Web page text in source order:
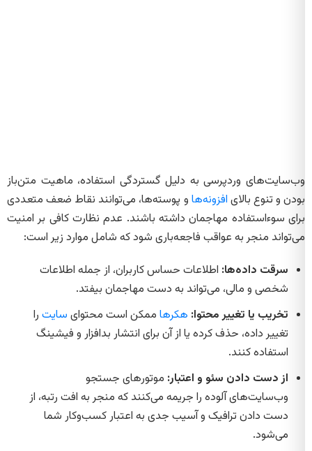
وب‌سایت‌های وردپرسی به دلیل گستردگی استفاده، ماهیت متن‌باز
بودن و تنوع بالای افزونه‌ها و پوسته‌ها، می‌توانند نقاط ضعف متعددی
برای سوءاستفاده مهاجمان داشته باشند. عدم نظارت کافی بر امنیت
می‌تواند منجر به عواقب فاجعه‌باری شود که شامل موارد زیر است:
سرقت داده‌ها: اطلاعات حساس کاربران، از جمله اطلاعات
شخصی و مالی، می‌تواند به دست مهاجمان بیفتد.
تخریب یا تغییر محتوا: هکرها ممکن است محتوای سایت را
تغییر داده، حذف کرده یا از آن برای انتشار بدافزار و فیشینگ
استفاده کنند.
از دست دادن سئو و اعتبار: موتورهای جستجو
وب‌سایت‌های آلوده را جریمه می‌کنند که منجر به افت رتبه، از
دست دادن ترافیک و آسیب جدی به اعتبار کسب‌وکار شما
می‌شود.